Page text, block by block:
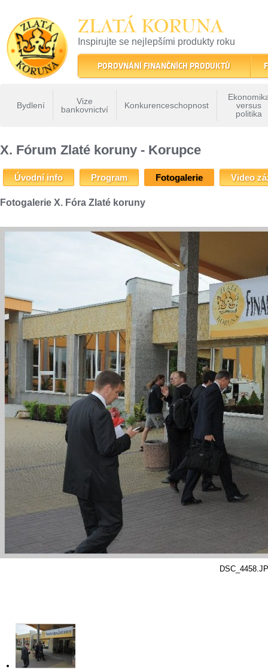
ZLATÁ KORUNA
Inspirujte se nejlepšími produkty roku
22 let tradice a kvality na finančním trhu
POROVNÁNÍ FINANČNÍCH PRODUKTŮ
Bydlení
Vize
bankovnictví
Konkurenceschopnost
versus
politika
X. Fórum Zlaté
X. Fórum Zlaté koruny - Korupce
Úvodní info Program Fotogalerie Video
Fotogalerie X. Fóra Zlaté koruny